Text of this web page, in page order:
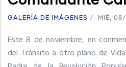
GALERÍA DE IMÁGENES / MIÉ,
Este 8 de noviembre, en
del Tránsito a otro plano de